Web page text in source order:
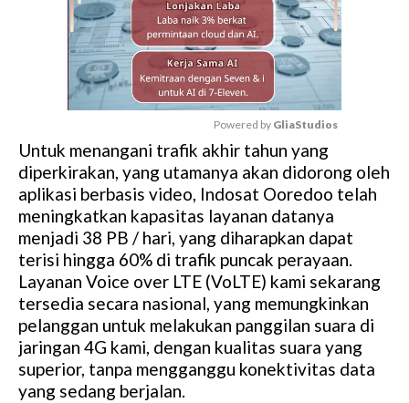
M
u
t
e
Powered by GliaStudios
Untuk menangani trafik akhir tahun yang
diperkirakan, yang utamanya akan didorong oleh
aplikasi berbasis video, Indosat Ooredoo telah
meningkatkan kapasitas layanan datanya
menjadi 38 PB / hari, yang diharapkan dapat
terisi hingga 60% di trafik puncak perayaan.
Layanan Voice over LTE (VoLTE) kami sekarang
tersedia secara nasional, yang memungkinkan
pelanggan untuk melakukan panggilan suara di
jaringan 4G kami, dengan kualitas suara yang
superior, tanpa mengganggu konektivitas data
yang sedang berjalan.